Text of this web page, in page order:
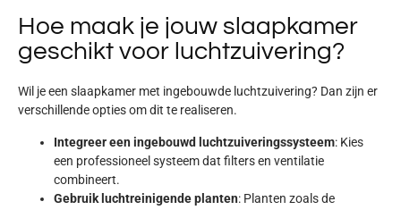
Hoe maak je jouw slaapkamer
geschikt voor luchtzuivering?
Wil je een slaapkamer met ingebouwde luchtzuivering? Dan zijn er
verschillende opties om dit te realiseren.
Integreer een ingebouwd luchtzuiveringssysteem: Kies
een professioneel systeem dat filters en ventilatie
combineert.
Gebruik luchtreinigende planten: Planten zoals de